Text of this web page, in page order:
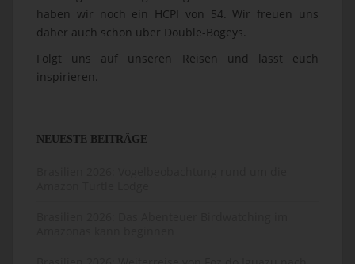
haben wir noch ein HCPI von 54. Wir freuen uns
daher auch schon über Double-Bogeys.
Folgt uns auf unseren Reisen und lasst euch
inspirieren.
NEUESTE BEITRÄGE